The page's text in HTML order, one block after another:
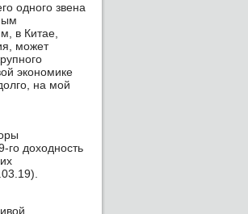
одного звена
в Китае,
может
экономике
на мой
го доходность